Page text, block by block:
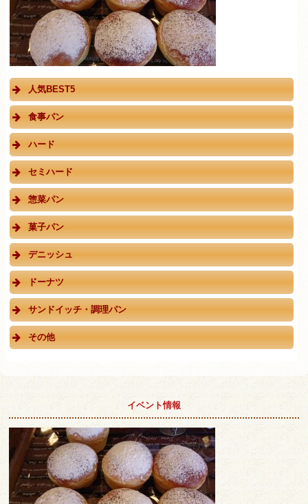
人気BEST5
食事パン
ハード
セミハード
惣菜パン
菓子パン
デニッシュ
ドーナツ
サンドイッチ・調理パン
その他
イベント情報